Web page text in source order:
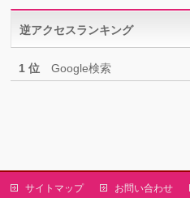
リ
ー逆アクセスランキング
1 位 Google検索
サイトマップ お問い合わせ